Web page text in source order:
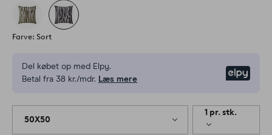
Farve: Sort
Del købet op med Elpy.
Betal fra 38 kr./mdr. Læs mere
50X50
1 pr. stk.